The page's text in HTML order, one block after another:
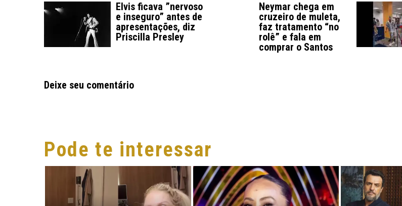
Elvis ficava ”nervoso
e inseguro” antes de
apresentações, diz
Priscilla Presley
Neymar chega em
cruzeiro de muleta,
faz tratamento “no
rolê” e fala em
comprar o Santos
Deixe seu comentário
Pode te interessar